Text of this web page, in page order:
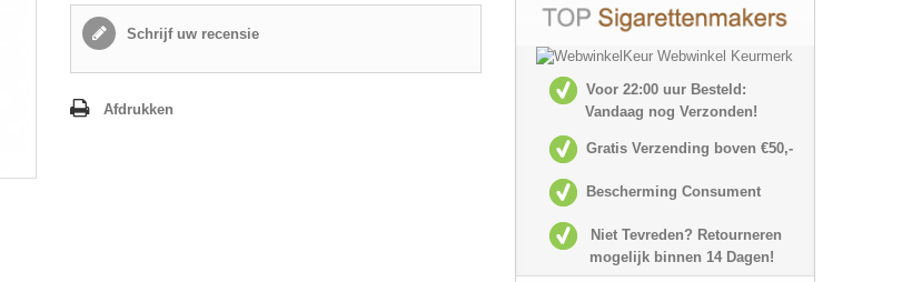
Schrijf uw recensie
Afdrukken
Voor 22:00 uur Besteld:
Vandaag nog Verzonden!
Gratis Verzending boven €50,-
Bescherming Consument
Niet Tevreden? Retourneren
mogelijk binnen 14 Dagen!